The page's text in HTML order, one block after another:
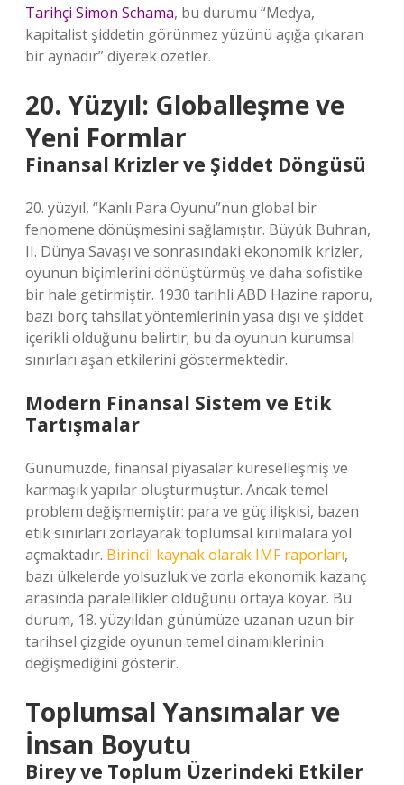
Tarihçi Simon Schama, bu durumu “Medya,
kapitalist şiddetin görünmez yüzünü açığa çıkaran
bir aynadır” diyerek özetler.
20. Yüzyıl: Globalleşme ve
Yeni Formlar
Finansal Krizler ve Şiddet Döngüsü
20. yüzyıl, “Kanlı Para Oyunu”nun global bir
fenomene dönüşmesini sağlamıştır. Büyük Buhran,
II. Dünya Savaşı ve sonrasındaki ekonomik krizler,
oyunun biçimlerini dönüştürmüş ve daha sofistike
bir hale getirmiştir. 1930 tarihli ABD Hazine raporu,
bazı borç tahsilat yöntemlerinin yasa dışı ve şiddet
içerikli olduğunu belirtir; bu da oyunun kurumsal
sınırları aşan etkilerini göstermektedir.
Modern Finansal Sistem ve Etik
Tartışmalar
Günümüzde, finansal piyasalar küreselleşmiş ve
karmaşık yapılar oluşturmuştur. Ancak temel
problem değişmemiştir: para ve güç ilişkisi, bazen
etik sınırları zorlayarak toplumsal kırılmalara yol
açmaktadır. Birincil kaynak olarak IMF raporları,
bazı ülkelerde yolsuzluk ve zorla ekonomik kazanç
arasında paralellikler olduğunu ortaya koyar. Bu
durum, 18. yüzyıldan günümüze uzanan uzun bir
tarihsel çizgide oyunun temel dinamiklerinin
değişmediğini gösterir.
Toplumsal Yansımalar ve
İnsan Boyutu
Birey ve Toplum Üzerindeki Etkiler